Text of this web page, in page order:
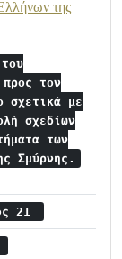
της
τον
σχετικά με
σχεδίων
των
Σμύρνης.
21